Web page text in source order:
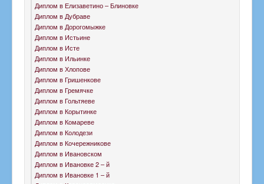
Диплом в Елизаветино – Блиновке
Диплом в Дубраве
Диплом в Дорогомыжке
Диплом в Истьине
Диплом в Исте
Диплом в Ильинке
Диплом в Хлопове
Диплом в Гришенкове
Диплом в Гремячке
Диплом в Гольтяеве
Диплом в Корытинке
Диплом в Комареве
Диплом в Колодези
Диплом в Кочережникове
Диплом в Ивановском
Диплом в Ивановке 2 – й
Диплом в Ивановке 1 – й